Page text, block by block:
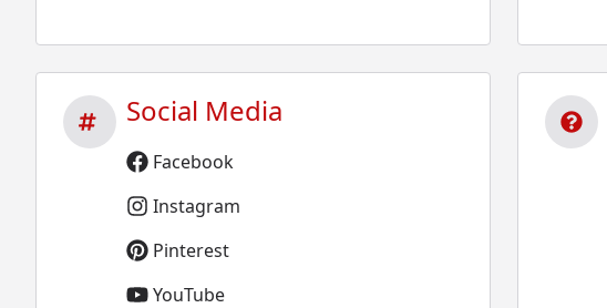
Social Media
Facebook
Instagram
Pinterest
YouTube